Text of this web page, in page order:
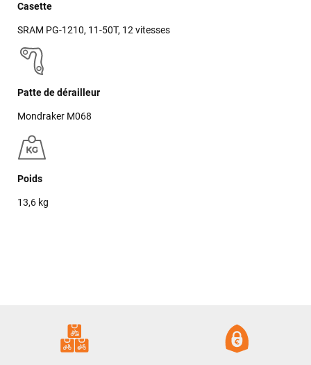
Casette
SRAM PG-1210, 11-50T, 12 vitesses
Patte de dérailleur
Mondraker M068
Poids
13,6 kg